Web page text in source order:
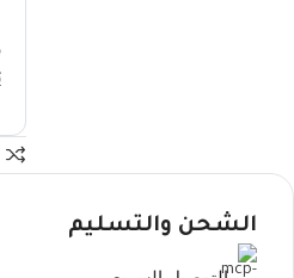
الشحن والتسليم